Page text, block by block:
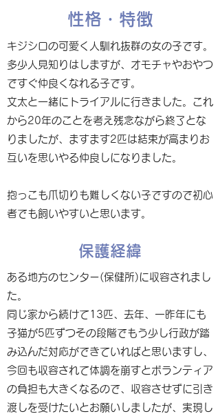
性格・特徴
キジシロの可愛く人馴れ抜群の女の子です。
多少人見知りはしますが、オモチャやおやつ
ですぐ仲良くなれる子です。
文太と一緒にトライアルに行きました。これ
から20年のことを考え残念ながら終了とな
りましたが、ますます2匹は結束が高まりお
互いを思いやる仲良しになりました。
抱っこも爪切りも難しくない子ですので初心
者でも飼いやすいと思います。
保護経緯
ある地方のセンター(保健所)に収容されまし
た。
同じ家から続けて13匹、去年、一昨年にも
子猫が5匹ずつその段階でもう少し行政が踏
み込んだ対応ができていればと思いますし、
今回も収容されて体調を崩すとボランティア
の負担も大きくなるので、収容させずに引き
渡しを受けたいとお願いしましたが、実現し